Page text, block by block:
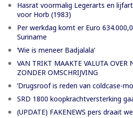
Hasrat voormalig Legerarts en
voor Horb (1983)
Per werkdag komt er Euro
Suriname
‘Wie is meneer Badjalala’
VAN TRIKT MAAKTE VALUTA OVER
ZONDER OMSCHRIJVING
’Drugsroof is reden van coldcase-
SRD 1800 koopkrachtversterking
(UPDATE) FAKENEWS pers draait